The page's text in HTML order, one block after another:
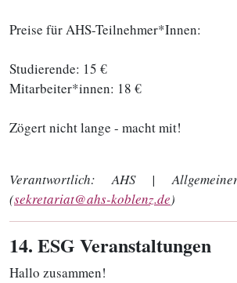
Preise für AHS-Teilnehmer*Innen:
Studierende: 15 €
Mitarbeiter*innen: 18 €
Zögert nicht lange - macht mit!
Verantwortlich: AHS | Allgemeiner
(sekretariat@ahs-koblenz.de)
14. ESG Veranstaltungen
Hallo zusammen!